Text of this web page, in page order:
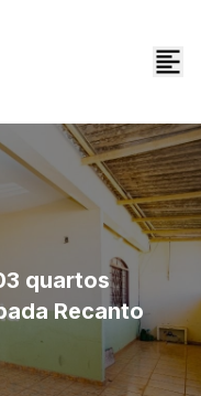
quartos
Recanto